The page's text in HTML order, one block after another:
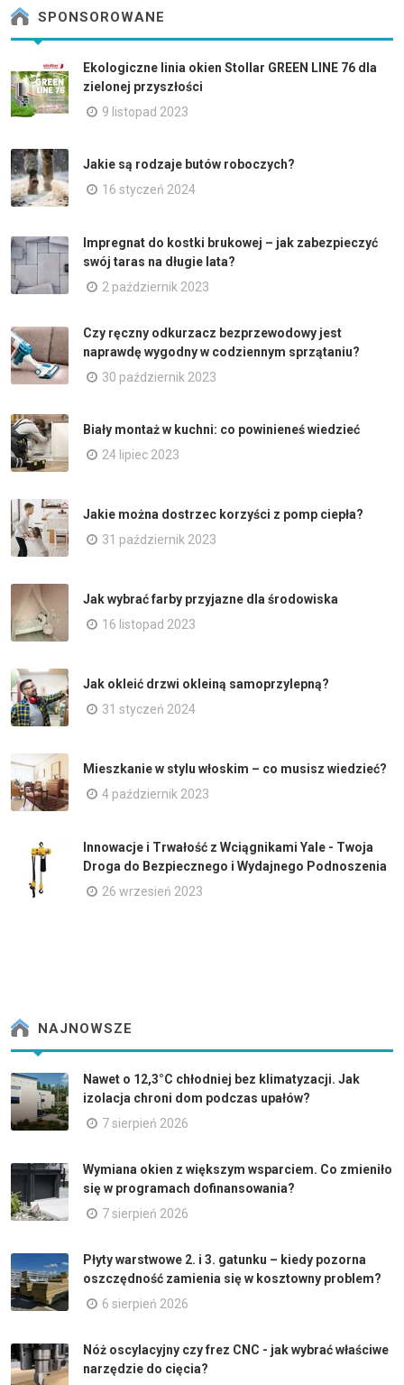
SPONSOROWANE
Ekologiczne linia okien Stollar GREEN LINE 76 dla
zielonej przyszłości
9 listopad 2023
Jakie są rodzaje butów roboczych?
16 styczeń 2024
Impregnat do kostki brukowej – jak zabezpieczyć
swój taras na długie lata?
2 październik 2023
Czy ręczny odkurzacz bezprzewodowy jest
naprawdę wygodny w codziennym sprzątaniu?
30 październik 2023
Biały montaż w kuchni: co powinieneś wiedzieć
24 lipiec 2023
Jakie można dostrzec korzyści z pomp ciepła?
31 październik 2023
Jak wybrać farby przyjazne dla środowiska
16 listopad 2023
Jak okleić drzwi okleiną samoprzylepną?
31 styczeń 2024
Mieszkanie w stylu włoskim – co musisz wiedzieć?
4 październik 2023
Innowacje i Trwałość z Wciągnikami Yale - Twoja
Droga do Bezpiecznego i Wydajnego Podnoszenia
26 wrzesień 2023
NAJNOWSZE
Nawet o 12,3°C chłodniej bez klimatyzacji. Jak
izolacja chroni dom podczas upałów?
7 sierpień 2026
Wymiana okien z większym wsparciem. Co zmieniło
się w programach dofinansowania?
7 sierpień 2026
Płyty warstwowe 2. i 3. gatunku – kiedy pozorna
oszczędność zamienia się w kosztowny problem?
6 sierpień 2026
Nóż oscylacyjny czy frez CNC - jak wybrać właściwe
narzędzie do cięcia?